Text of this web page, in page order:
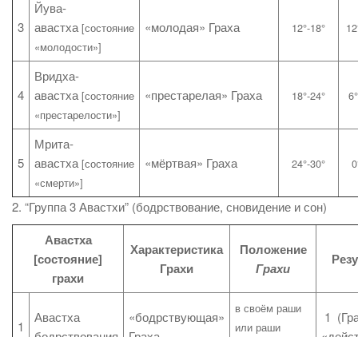
3
Йува-
авастха [состояние
«молодости»]
«молодая» Граха 12°-18°
4
Вридха-
авастха [состояние
«престарелости»]
«престарелая» Граха 18°-24°
5
Мрита-
авастха [состояние
«смерти»]
«мёртвая» Граха 24°-30°
2. “Группа 3 Авастхи” (бодрствование, сновидение и сон)
Авастха
[состояние]
грахи
Характеристика
Грахи
Положение
Грахи
1
Авастха
«бодрствующая»
в своём раши
или раши
1